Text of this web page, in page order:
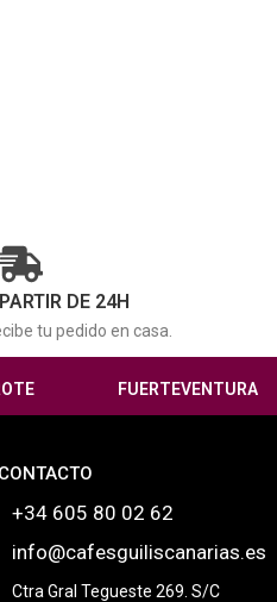
DE 24H
tu pedido en casa.
FUERTEVENTURA
CONTACTO
+34 605 80 02 62
info@cafesguiliscanarias.es
Ctra Gral Tegueste 269. S/C